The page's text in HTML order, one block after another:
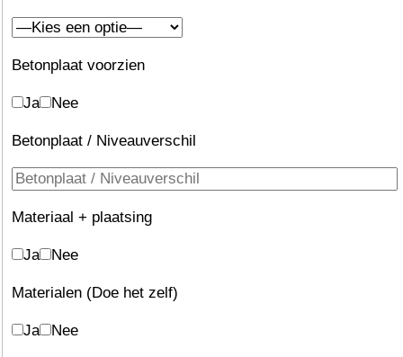
Betonplaat voorzien
Ja Nee
Betonplaat / Niveauverschil
Materiaal + plaatsing
Ja Nee
Materialen (Doe het zelf)
Ja Nee